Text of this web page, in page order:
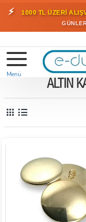
⚡ 1000 TL ÜZERİ
ALTIN